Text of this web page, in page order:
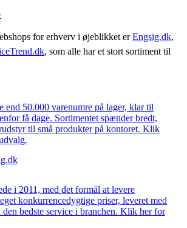
for erhverv i øjeblikket erEngsig.dk,
, som alle har et stort sortiment til
end 50.000 varenumre på lager, klar til
få dage. Sortimentet spænder bredt,
til små produkter på kontoret. Klik
i 2011, med det formål at levere
konkurrencedygtige priser, leveret med
den bedste service i branchen. Klik her for